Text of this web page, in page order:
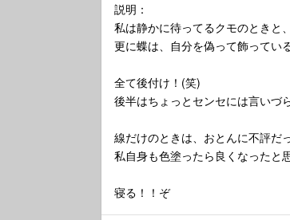
説明：
私は静かに待ってるクモのときと
更に蝶は、自分を偽って飾ってい
全て後付け！(笑)
後半はちょっとセンセには言いづ
線だけのときは、おとんに不評だ
私自身も色塗ったら良くなったと
寝る！！ぞ